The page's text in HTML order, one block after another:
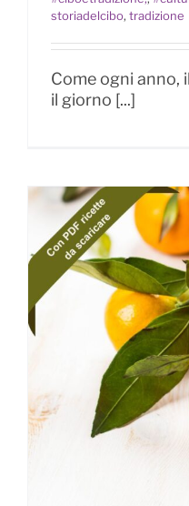
storiadelcibo, tradizione
Come ogni anno,
il giorno [...]